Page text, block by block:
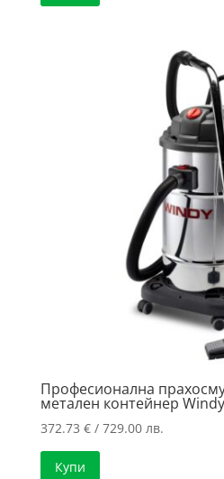
Професионална
метален контейнер
372.73 €/ 729.00 лв.
Купи